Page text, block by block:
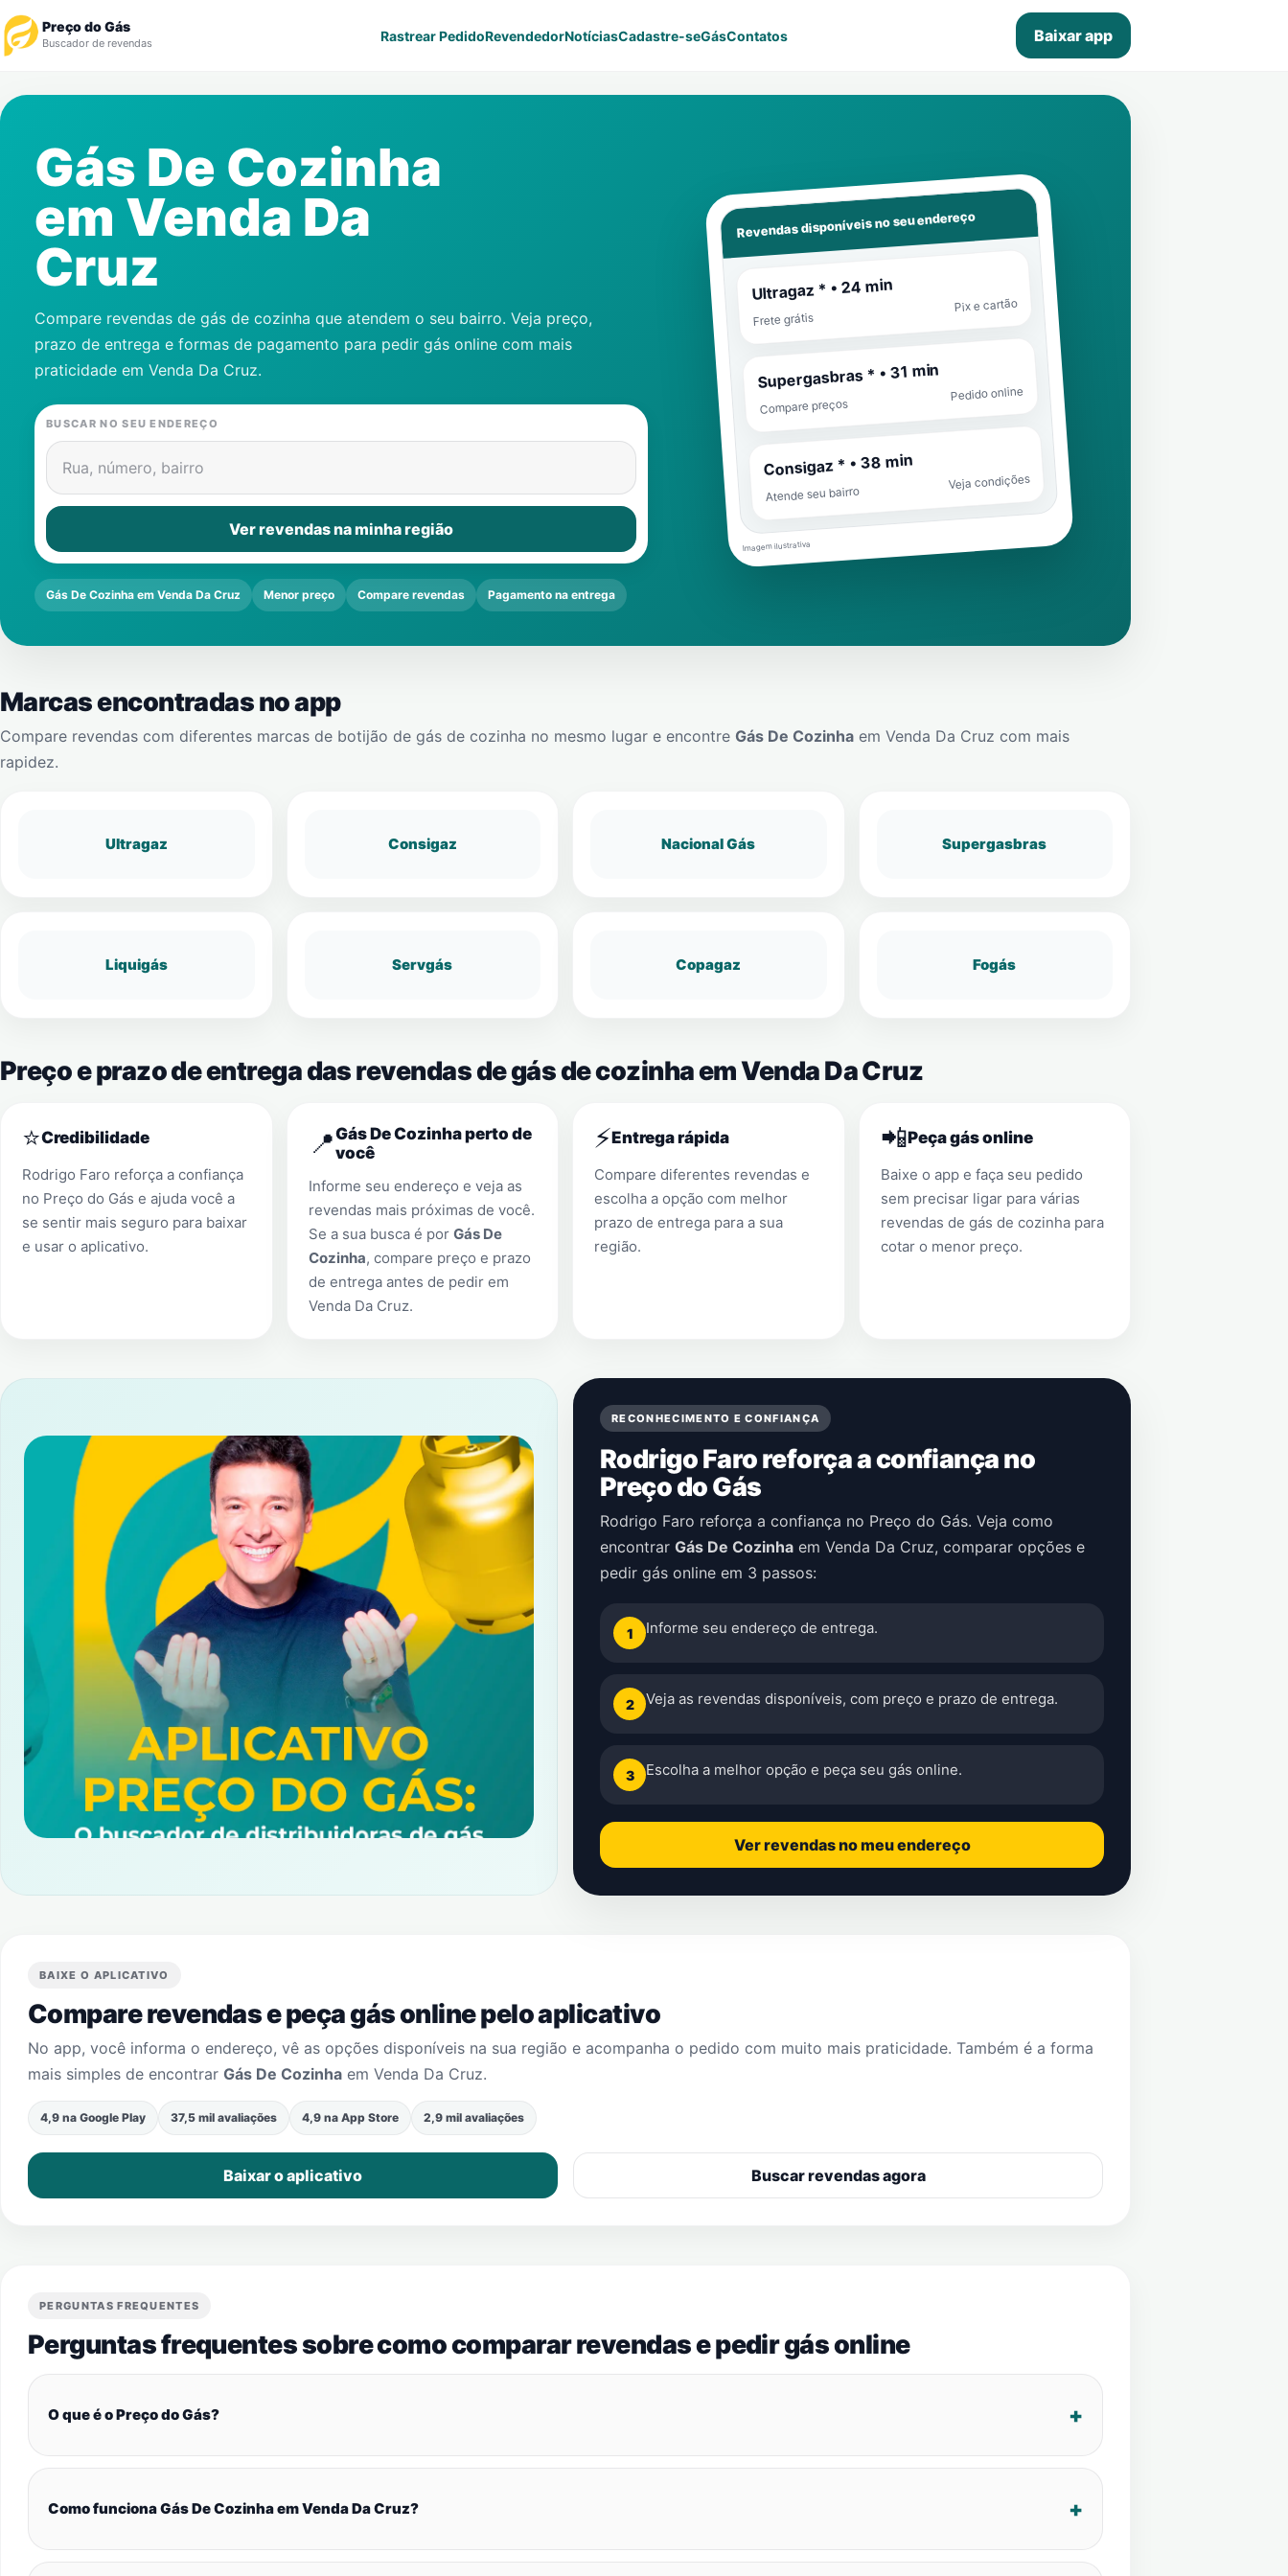
Preço do Gás
Buscador de revendas Rastrear PedidoRevendedorNotíciasCadastre-seGásContatos Baixar app
Revendedor
Notícias
Cadastre-se
Contatos
Gás De Cozinha
em Venda Da
Cruz
Compare revendas de gás de cozinha que atendem o seu bairro. Veja preço,
prazo de entrega e formas de pagamento para pedir gás online com mais
praticidade em Venda Da Cruz.
BUSCAR NO SEU ENDEREÇO
Rua, número, bairro
Ver revendas na minha região
Gás De Cozinha em Venda Da Cruz Menor preço Compare revendas Pagamento na entrega
Revendas disponíveis no seu endereço
Ultragaz * • 24 min
Frete grátis
Pix e cartão
Supergasbras * • 31 min
Compare preços
Pedido online
Consigaz * • 38 min
Atende seu bairro
Veja condições
Imagem ilustrativa
Marcas encontradas no app
Compare revendas com diferentes marcas de botijão de gás de cozinha no mesmo lugar e encontre Gás De Cozinha em Venda Da Cruz com mais
rapidez.
Ultragaz Consigaz Nacional Gás Supergasbras
Liquigás Servgás Copagaz Fogás
Preço e prazo de entrega das revendas de gás de cozinha em Venda Da Cruz
⭐Credibilidade
Rodrigo Faro reforça a confiança
no Preço do Gás e ajuda você a
se sentir mais seguro para baixar
e usar o aplicativo.
📍Gás De Cozinha perto de
você
Informe seu endereço e veja as
revendas mais próximas de você.
Se a sua busca é por Gás De
Cozinha, compare preço e prazo
de entrega antes de pedir em
Venda Da Cruz.
⚡Entrega rápida
Compare diferentes revendas e
escolha a opção com melhor
prazo de entrega para a sua
região.
📲Peça gás online
Baixe o app e faça seu pedido
sem precisar ligar para várias
revendas de gás de cozinha para
cotar o menor preço.
RECONHECIMENTO E CONFIANÇA
Rodrigo Faro reforça a confiança no
Preço do Gás
Rodrigo Faro reforça a confiança no Preço do Gás. Veja como
encontrar Gás De Cozinha em Venda Da Cruz, comparar opções e
pedir gás online em 3 passos:
1 Informe seu endereço de entrega.
2 Veja as revendas disponíveis, com preço e prazo de entrega.
3 Escolha a melhor opção e peça seu gás online.
Ver revendas no meu endereço
BAIXE O APLICATIVO
Compare revendas e peça gás online pelo aplicativo
No app, você informa o endereço, vê as opções disponíveis na sua região e acompanha o pedido com muito mais praticidade. Também é a forma
mais simples de encontrar Gás De Cozinha em Venda Da Cruz.
4,9 na Google Play 37,5 mil avaliações 4,9 na App Store 2,9 mil avaliações
Baixar o aplicativo Buscar revendas agora
PERGUNTAS FREQUENTES
Perguntas frequentes sobre como comparar revendas e pedir gás online
O que é o Preço do Gás?
Como funciona Gás De Cozinha em Venda Da Cruz?